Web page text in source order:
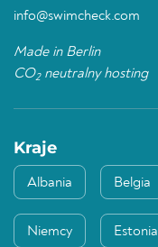
info@swimcheck.com
Made in Berlin
CO2neutralny hosting
Kraje
Albania Belgia
Niemcy Estonia